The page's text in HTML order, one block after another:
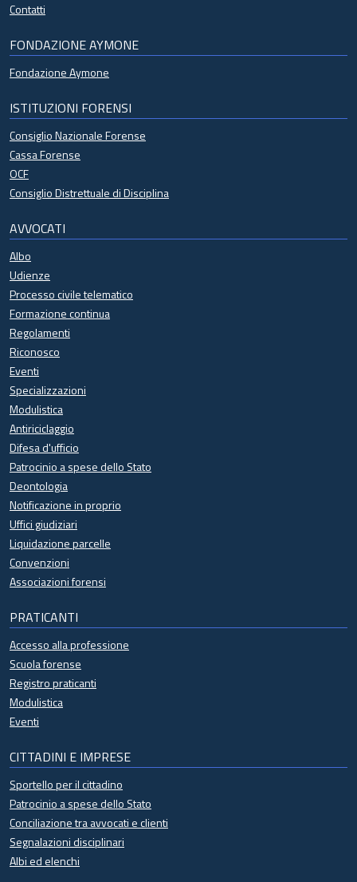
Contatti
FONDAZIONE AYMONE
Fondazione Aymone
ISTITUZIONI FORENSI
Consiglio Nazionale Forense
Cassa Forense
OCF
Consiglio Distrettuale di Disciplina
AVVOCATI
Albo
Udienze
Processo civile telematico
Formazione continua
Regolamenti
Riconosco
Eventi
Specializzazioni
Modulistica
Antiriciclaggio
Difesa d'ufficio
Patrocinio a spese dello Stato
Deontologia
Notificazione in proprio
Uffici giudiziari
Liquidazione parcelle
Convenzioni
Associazioni forensi
PRATICANTI
Accesso alla professione
Scuola forense
Registro praticanti
Modulistica
Eventi
CITTADINI E IMPRESE
Sportello per il cittadino
Patrocinio a spese dello Stato
Conciliazione tra avvocati e clienti
Segnalazioni disciplinari
Albi ed elenchi